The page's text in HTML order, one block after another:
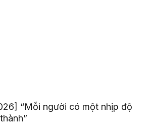
“Mỗi người có một nhịp độ